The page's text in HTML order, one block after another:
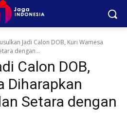
Jadi Calon DOB, Kuri Wamesa
dengan...
Calon DOB,
Diharapkan
Setara dengan